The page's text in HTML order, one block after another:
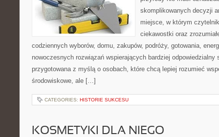
skomplikowanych decyzji
miejsce, w którym
ciekawostki oraz
codziennych wyborów, domu, zakupów, podróży, gotowania,
nowoczesnych rozwiązań wspierających bardziej odpowiedzialny
przygotowana z myślą o osobach, które chcą lepiej rozumieć
środowiskowe, ale […]
CATEGORIES: HISTORIE SUKCESU
KOSMETYKI DLA NIEGO